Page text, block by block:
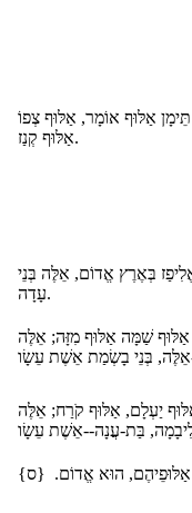
אַלּוּף אוֹמָר, אַלּוּף צְפוֹ
אַלּוּף קְנַז.
בְּאֶרֶץ אֱדוֹם, אֵלֶּה בְּנֵי
עָדָה.
אַלּוּף שַׁמָּה אַלּוּף מִזָּה; אֵלֶּה
יַעְלָם, אַלּוּף קֹרַח; אֵלֶּה
אַלּוּפֵיהֶם, הוּא אֱדוֹם. {ס}